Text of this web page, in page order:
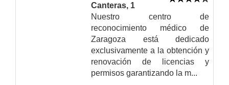
Canteras, 1
Nuestro centro de
reconocimiento médico de
Zaragoza está dedicado
exclusivamente a la obtención y
renovación de licencias y
permisos garantizando la m...